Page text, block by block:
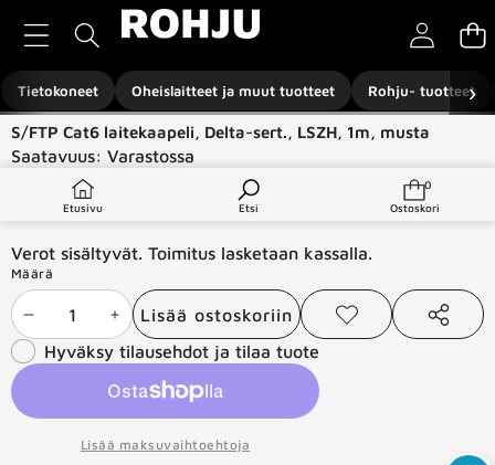
Tietokoneet Oheislaitteet ja muut tuotteet Rohju- tuotteet
›
Etusivu Etsi
0
0
Ostoskori
Siirry tuotetietoihin
S/FTP Cat6 laitekaapeli, Delta-sert., LSZH, 1m, musta
Saatavuus: Varastossa
Tuotetyyppi:
Verot sisältyvät. Toimitus lasketaan kassalla.
Määrä
Vähennä
määrää
Lisää
määrää
Lisää ostoskoriin
Lisää
toivelistaan
Jaa
Hyväksy tilausehdot ja tilaa tuote
Lisää maksuvaihtoehtoja